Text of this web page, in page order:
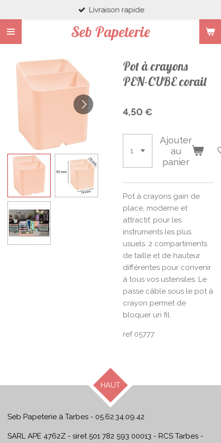
au
contenu
principal
Seb Papeterie
Livraison rapide
Pot à crayons
PEN-CUBE corail
4,50 €
Ajouter
au
panier
Pot à crayons gain de
place, moderne et
attractif, pour les
instruments les plus
usuels. 2 compartiments
de taille et de hauteur
différentes pour convenir
à tous vos ustensiles. Le
passe câble sous le pot à
crayon permet de
bloquer un fil.
ref 05777
HAUT
Seb Papeterie à Tarbes - 05.62.34.09.42
SARL APE 4762Z - siret 501 782 593 00013 - RCS Tarbes -